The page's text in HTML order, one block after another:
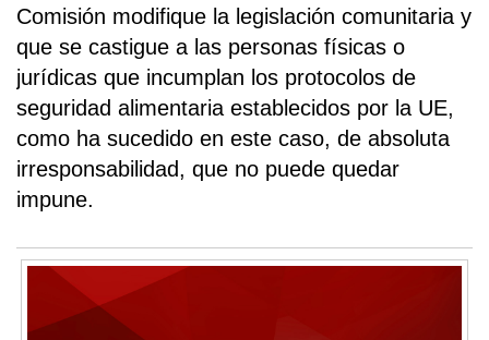
Comisión modifique la legislación comunitaria y
que se castigue a las personas físicas o
jurídicas que incumplan los protocolos de
seguridad alimentaria establecidos por la UE,
como ha sucedido en este caso, de absoluta
irresponsabilidad, que no puede quedar
impune.